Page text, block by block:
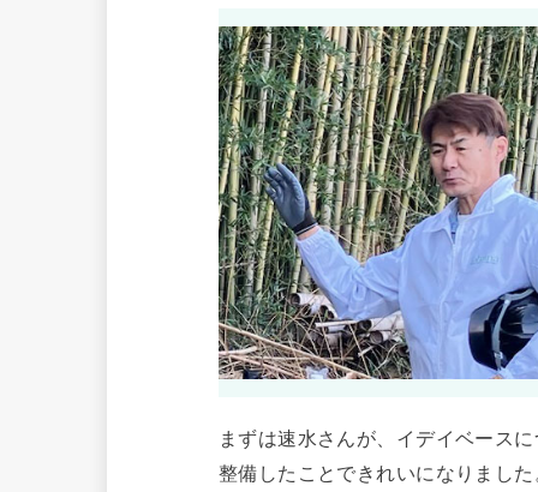
まずは速水さんが、イデイベース
整備したことできれいになりまし